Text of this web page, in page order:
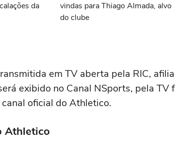
da
vindas para Thiago Almada, alvo
do clube
em TV aberta pela RIC,
exibido no Canal NSports, pela TV
oficial do Athletico.
Athletico